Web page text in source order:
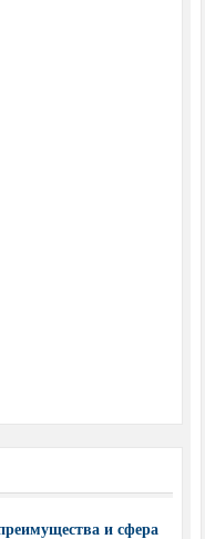
и сфера